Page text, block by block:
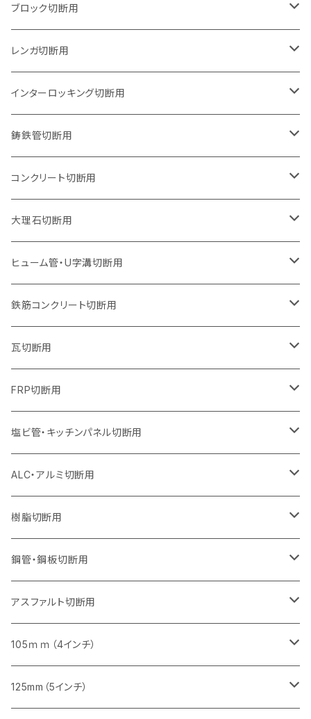
125mm（5インチ）
グラインダー取付用
石井超硬電動切断機 取付用
105mm（4インチ）
セグメントタイプ
セグメントタイプ（ビス穴付き
125mm（5インチ）
セグメントタイプ
セグメントタイプ（ビス穴付き
150mm（6インチ）
セグメントタイプ
180mm（7インチ）
セグメントタイプ
205mm（8インチ）
セグメントタイプ
230mm（9インチ）
セグメントタイプ
305mm（12インチ）
セグメント
セグメント（特殊凸凹加工チップ）
355mm（14インチ）
セグメント
セグメント（特殊凸凹加工チップ）
405mm（16インチ）
セグメントタイプ
ブロック切断用
105mm（4インチ）
セグメントタイプ
ウェーブタイプ
125mm（5インチ）
セグメントタイプ
ウェーブタイプ
150mm（6インチ）
セグメントタイプ
ウェーブタイプ
180mm（7インチ）
セグメントタイプ
ウェーブタイプ
205mm（8インチ）
セグメントタイプ
ウェーブタイプ
230mm（9インチ）
セグメントタイプ
ウェーブタイプ
255mm（10インチ）
セグメントタイプ
305mm（12インチ）
セグメント
セグメント（特殊凸凹加工チップ）
355mm（14インチ）
セグメント
セグメント（特殊凸凹加工チップ）
レンガ切断用
105mm（4インチ）
セグメントタイプ
ウェーブタイプ
125mm（5インチ）
セグメントタイプ
ウェーブタイプ
150mm（6インチ）
セグメントタイプ
ウェーブタイプ
180mm（7インチ）
セグメントタイプ
ウェーブタイプ
205mm（8インチ）
セグメントタイプ
ウェーブタイプ
230mm（9インチ）
セグメントタイプ
ウェーブタイプ
255mm（10インチ）
セグメントタイプ
305mm（12インチ）
セグメント
セグメント（特殊凸凹加工チップ）
355mm（14インチ）
セグメント
セグメント（特殊凸凹加工チップ）
インターロッキング切断用
105mm（4インチ）
セグメントタイプ
セグメントタイプ（ビス穴付き
125mm（5インチ）
セグメントタイプ
セグメントタイプ（ビス穴付き
150mm（6インチ）
セグメントタイプ
180mm（7インチ）
セグメントタイプ
205mm（8インチ）
セグメントタイプ
230mm（9インチ）
セグメントタイプ
255mm（10インチ）
セグメントタイプ（一般道路カッター用
305mm（12インチ）
セグメントタイプ
セグメントタイプ（一般道路カッター用
355mm（14インチ）
セグメントタイプ
セグメントタイプ（一般道路カッター用
405mm（16インチ）
セグメントタイプ
セグメントタイプ（一般道路カッター用
455mm（18インチ）
セグメント（一般道路カッター用
鋳鉄管切断用
105mm（4インチ）
セグメントタイプ
セグメントタイプ（ビス穴付き
125mm（5インチ）
セグメントタイプ
セグメントタイプ（ビス穴付き
150mm（6インチ）
セグメントタイプ
180mm（7インチ）
セグメントタイプ
205mm（8インチ）
セグメントタイプ
230mm（9インチ）
セグメントタイプ
305mm（12インチ）
セグメントタイプ
埋設鋳鉄管工事対応タイプ
355mm（14インチ）
セグメントタイプ
埋設鋳鉄管工事対応タイプ
405mm（16インチ）
セグメントタイプ
埋設鋳鉄管工事対応タイプ
コンクリート切断用
105mm（4インチ）
セグメントタイプ
ウェーブタイプ
125mm（5インチ）
セグメントタイプ
ウェーブタイプ
150mm（6インチ）
セグメントタイプ
ウェーブタイプ
180mm（7インチ）
セグメントタイプ
ウェーブタイプ
205mm（8インチ）
セグメントタイプ
ウェーブタイプ
230mm（9インチ）
セグメントタイプ
ウェーブタイプ
255mm（10インチ）
セグメントタイプ
セグメントタイプ（一般道路カッター用
305mm（12インチ）
セグメント
セグメント（特殊凸凹加工チップ）
355mm（14インチ）
セグメント
セグメント（特殊凸凹加工チップ）
405mm（16インチ）
セグメント
セグメント（一般道路カッター用
473mm（18インチ）
セグメント（一般道路カッター用
大理石切断用
125mm（5インチ）
ヒューム管・U字溝切断用
105mm（4インチ）
セグメントタイプ
125mm（5インチ）
セグメントタイプ
150mm（6インチ）
セグメントタイプ
180mm（7インチ）
セグメントタイプ
205mm（8インチ）
セグメントタイプ
230mm（9インチ）
セグメントタイプ
255mm（10インチ）
セグメントタイプ
305mm（12インチ）
セグメント
セグメント（特殊凸凹加工チップ）
355mm（14インチ）
セグメント
405mm（16インチ）
鉄筋コンクリート切断用
305mm（12インチ）
セグメントタイプ
355mm（14インチ）
セグメントタイプ
405mm（16インチ）
セグメントタイプ
瓦切断用
105mm（4インチ）
FRP切断用
125ｍｍ（5インチ）
塩ビ管・キッチンパネル切断用
125ｍｍ（5インチ）
ALC・アルミ切断用
305mm（12インチ）
砥石（補強綱入り）
355mm（14インチ）
砥石（補強綱入り）
樹脂切断用
305mm（12インチ）
砥石（補強綱入り）
355mm（14インチ）
砥石（補強綱入り）
鋼管・鋼板切断用
305mm（12インチ）
砥石（補強綱入り）
355mm（14インチ）
砥石（補強綱入り）
アスファルト切断用
255ｍｍ（10インチ）
一般道路カッター用
305ｍｍ（12インチ）
105ｍｍ（4インチ）
タイル切断用
125mm（5インチ）